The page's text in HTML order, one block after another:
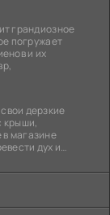
грандиозное
погружает
и их
дерзкие
крыши,
магазине
дух и